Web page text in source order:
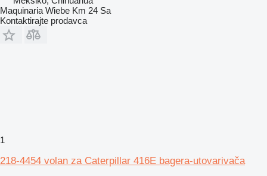
Maquinaria Wiebe Km 24 Sa
Kontaktirajte prodavca
1
218-4454 volan za Caterpillar 416E bagera-utovarivača